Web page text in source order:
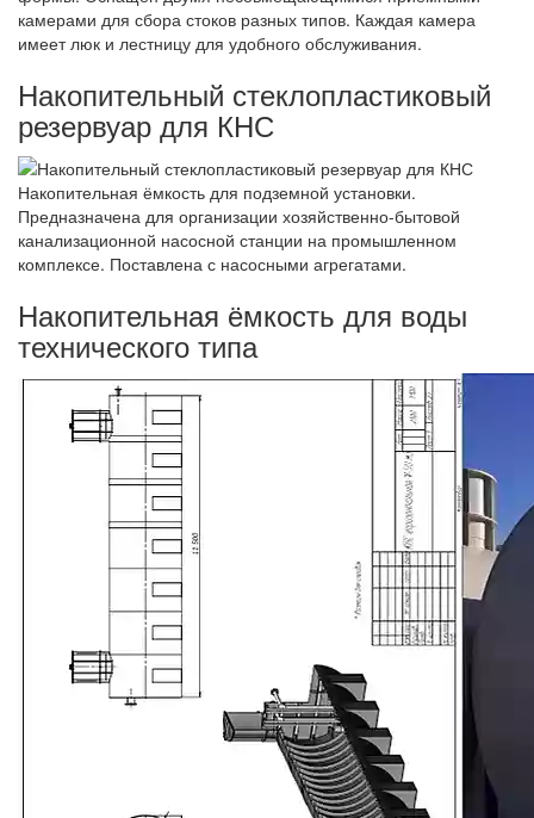
камерами для сбора стоков разных типов. Каждая камера
имеет люк и лестницу для удобного обслуживания.
Накопительный стеклопластиковый
резервуар для КНС
Накопительная ёмкость для подземной установки.
Предназначена для организации хозяйственно-бытовой
канализационной насосной станции на промышленном
комплексе. Поставлена с насосными агрегатами.
Накопительная ёмкость для воды
технического типа